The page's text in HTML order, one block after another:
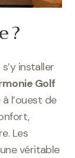
?
installer
Golf
l’ouest de
Les
véritable